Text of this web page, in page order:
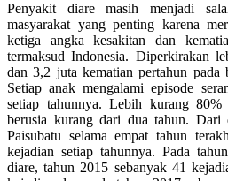
Penyakit diare masih menjadi
masyarakat yang penting karena
ketiga angka kesakitan dan
termaksud Indonesia. Diperkirakan
dan 3,2 juta kematian pertahun pada
Setiap anak mengalami episode
setiap tahunnya. Lebih kurang
berusia kurang dari dua tahun. Dari
Paisubatu selama empat tahun
kejadian setiap tahunnya. Pada
diare, tahun 2015 sebanyak 41